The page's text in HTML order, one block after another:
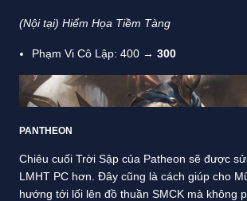
(Nội tại) Hiểm Họa Tiềm Tàng
Phạm Vi Cô Lập: 400 → 300
PANTHEON
Chiêu cuối Trời Sập của Patheon sẽ được
LMHT PC hơn. Đây cũng là cách giúp cho
hướng tới lối lên đồ thuần SMCK mà không